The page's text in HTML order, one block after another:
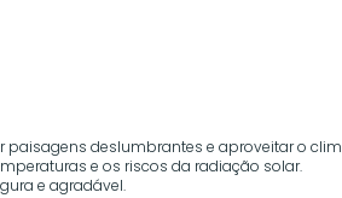
paisagens deslumbrantes e aproveitar o
e os riscos da radiação solar.
e agradável.